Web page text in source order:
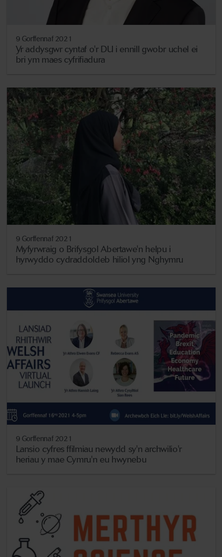
9 Gorffennaf 2021
Yr addysgwr cyntaf o'r DU i ennill gwobr uchel ei
bri ym maes cyfrifiadura
9 Gorffennaf 2021
Myfyrwraig o Brifysgol Abertawe'n helpu i
hyrwyddo cydraddoldeb hiliol yng Nghymru
9 Gorffennaf 2021
Lansio cyfres ffilmiau newydd sy'n archwilio'r
heriau y mae Cymru'n eu hwynebu